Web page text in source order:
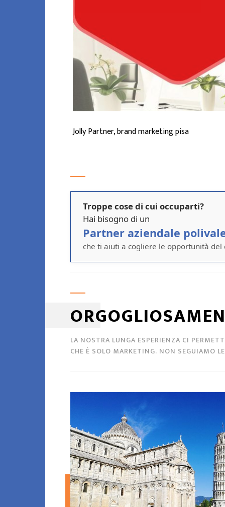
Jolly Partner, brand marketing pisa
Troppe cose di cui occuparti?
Hai bisogno di un
Partner aziendale
che ti aiuti a cogliere le opportunità
LA NOSTRA LUNGA ESPERIENZA CI
CHE È SOLO MARKETING. NON SEGUIAMO